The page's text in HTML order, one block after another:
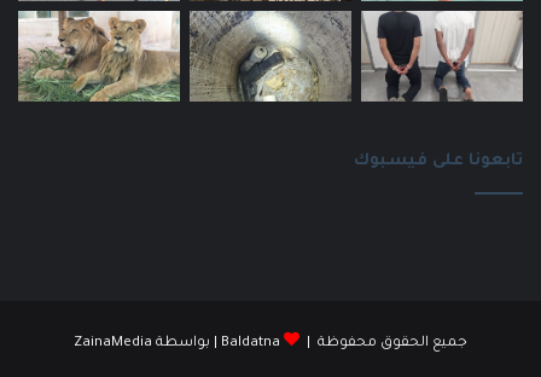
تابعونا على فيسبوك
جميع الحقوق محفوظة | Baldatna | بواسطة ZainaMedia